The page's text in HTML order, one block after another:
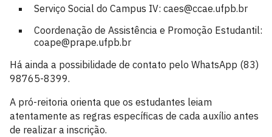
Serviço Social do Campus IV: caes@ccae.ufpb.br
Coordenação de Assistência e Promoção Estudantil:
coape@prape.ufpb.br
Há ainda a possibilidade de contato pelo WhatsApp (83)
98765-8399.
A pró-reitoria orienta que os estudantes leiam
atentamente as regras específicas de cada auxílio antes
de realizar a inscrição.